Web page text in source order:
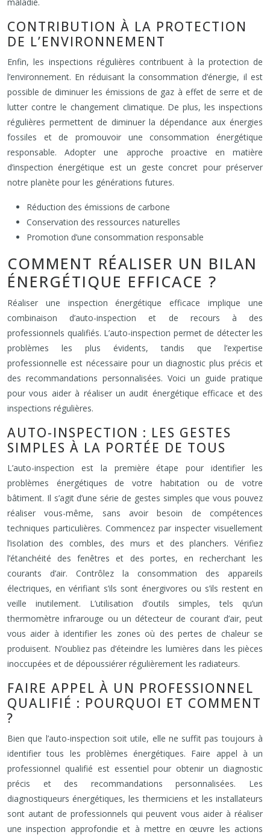
CONTRIBUTION À LA PROTECTION
DE L’ENVIRONNEMENT
Enfin, les inspections régulières contribuent à la protection de
l’environnement. En réduisant la consommation d’énergie, il est
possible de diminuer les émissions de gaz à effet de serre et de
lutter contre le changement climatique. De plus, les inspections
régulières permettent de diminuer la dépendance aux énergies
fossiles et de promouvoir une consommation énergétique
responsable. Adopter une approche proactive en matière
d’inspection énergétique est un geste concret pour préserver
notre planète pour les générations futures.
Réduction des émissions de carbone
Conservation des ressources naturelles
Promotion d’une consommation responsable
COMMENT RÉALISER UN BILAN
ÉNERGÉTIQUE EFFICACE ?
Réaliser une inspection énergétique efficace implique une
combinaison d’auto-inspection et de recours à des
professionnels qualifiés. L’auto-inspection permet de détecter les
problèmes les plus évidents, tandis que l’expertise
professionnelle est nécessaire pour un diagnostic plus précis et
des recommandations personnalisées. Voici un guide pratique
pour vous aider à réaliser un audit énergétique efficace et des
inspections régulières.
AUTO-INSPECTION : LES GESTES
SIMPLES À LA PORTÉE DE TOUS
L’auto-inspection est la première étape pour identifier les
problèmes énergétiques de votre habitation ou de votre
bâtiment. Il s’agit d’une série de gestes simples que vous pouvez
réaliser vous-même, sans avoir besoin de compétences
techniques particulières. Commencez par inspecter visuellement
l’isolation des combles, des murs et des planchers. Vérifiez
l’étanchéité des fenêtres et des portes, en recherchant les
courants d’air. Contrôlez la consommation des appareils
électriques, en vérifiant s’ils sont énergivores ou s’ils restent en
veille inutilement. L’utilisation d’outils simples, tels qu’un
thermomètre infrarouge ou un détecteur de courant d’air, peut
vous aider à identifier les zones où des pertes de chaleur se
produisent. N’oubliez pas d’éteindre les lumières dans les pièces
inoccupées et de dépoussiérer régulièrement les radiateurs.
FAIRE APPEL À UN PROFESSIONNEL
QUALIFIÉ : POURQUOI ET COMMENT
?
Bien que l’auto-inspection soit utile, elle ne suffit pas toujours à
identifier tous les problèmes énergétiques. Faire appel à un
professionnel qualifié est essentiel pour obtenir un diagnostic
précis et des recommandations personnalisées. Les
diagnostiqueurs énergétiques, les thermiciens et les installateurs
sont autant de professionnels qui peuvent vous aider à réaliser
une inspection approfondie et à mettre en œuvre les actions